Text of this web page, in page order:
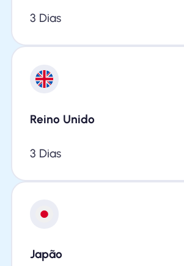
3 Dias
Reino Unido
3 Dias
Japão